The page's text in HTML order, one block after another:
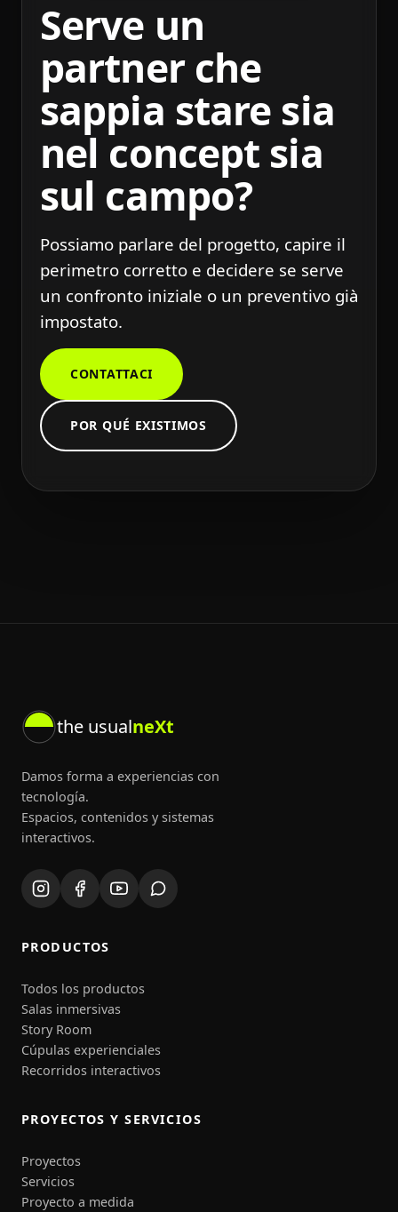
Serve un
partner che
sappia stare sia
nel concept sia
sul campo?
Possiamo parlare del progetto, capire il
perimetro corretto e decidere se serve
un confronto iniziale o un preventivo già
impostato.
CONTATTACI
POR QUÉ EXISTIMOS
the usualneXt
Damos forma a experiencias con
tecnología.
Espacios, contenidos y sistemas
interactivos.
PRODUCTOS
Todos los productos
Salas inmersivas
Story Room
Cúpulas experienciales
Recorridos interactivos
PROYECTOS Y SERVICIOS
Proyectos
Servicios
Proyecto a medida